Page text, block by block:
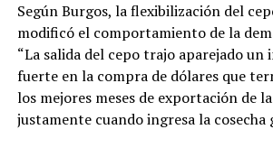
Según Burgos, la flexibilización del
modificó el comportamiento de la
“La salida del cepo trajo aparejado
fuerte en la compra de dólares que
los mejores meses de exportación de
justamente cuando ingresa la cosecha